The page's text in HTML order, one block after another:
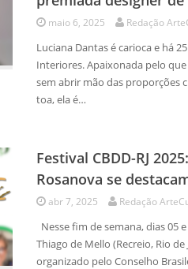
maio 6, 2025 Redação
Luciana Dantas é carioca e há
Interiores. Apaixonada pelo
sem abrir mão das proporções
toa, ela é…
Festival CBDD-RJ
Rosanova se
abr 7, 2025 Redação
Nesse fim de semana, dias 05
Thiago de Mello (Recreio, Rio de
organizado pelo Conselho